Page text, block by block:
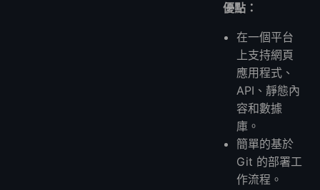
優點：
在一個平台
上支持網頁
應用程式、
API、靜態內
容和數據
庫。
簡單的基於
Git 的部署工
作流程。